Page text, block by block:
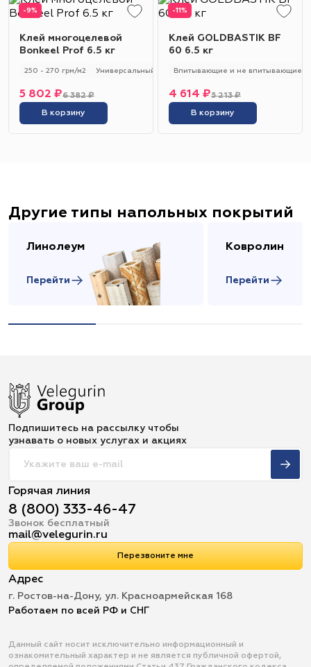
-9%
Клей многоцелевой
Bonkeel Prof 6.5 кг
250 - 270 грм/м2 Универсальный 250 - 270 гр/м2
6 382 ₽
5 802 ₽
В корзину
-11%
Клей GOLDBASTIK BF
60 6.5 кг
Впитывающие и не впитывающие
5 213 ₽
4 614 ₽
В корзину
Другие типы напольных покрытий
Линолеум
Перейти
Ковролин
Перейти
Подпишитесь на рассылку чтобы
узнавать о новых услугах и акциях
Горячая линия
8 (800) 333-46-47
Звонок бесплатный
mail@velegurin.ru
Перезвоните мне
Адрес
г. Ростов-на-Дону, ул. Красноармейская 168
Работаем по всей РФ и СНГ
Данный сайт носит исключительно информационный и
ознакомительный характер и не является публичной офертой,